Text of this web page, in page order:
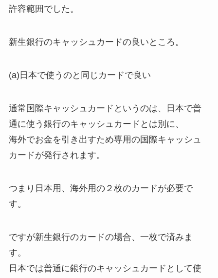
許容範囲でした。
新生銀行のキャッシュカードの良いところ。
(a)日本で使うのと同じカードで良い
通常国際キャッシュカードというのは、日本で普
通に使う銀行のキャッシュカードとは別に、
海外でお金を引き出すため専用の国際キャッシュ
カードが発行されます。
つまり日本用、海外用の２枚のカードが必要で
す。
ですが新生銀行のカードの場合、一枚で済みま
す。
日本では普通に銀行のキャッシュカードとして使